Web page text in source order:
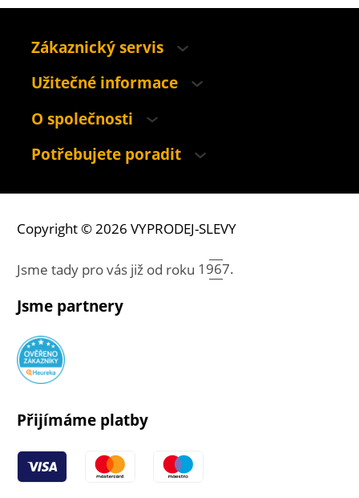
Zákaznický servis
Užitečné informace
O společnosti
Potřebujete poradit
Copyright © 2026 VYPRODEJ-SLEVY
Jsme tady pro vás již od roku 1967.
Jsme partnery
Přijímáme platby